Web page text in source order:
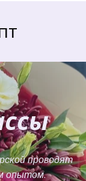
проводят
опытом.